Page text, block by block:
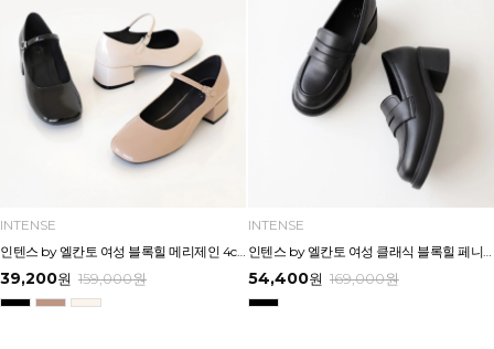
INTENSE
인텐스 by 엘칸토 여성 블록힐 메리제인 4cm LCWD98I613
39,200원 159,000원
INTENSE
인텐스 by 엘칸토 여성 클래식 블록힐 페니로퍼 5.5cm LCWD51I613
54,400원 169,000원